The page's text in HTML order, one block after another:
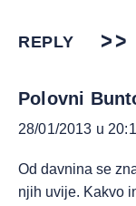
REPLY
Polovni
28/01/2013 u
Od davnina se
njih uvije. Kakvo